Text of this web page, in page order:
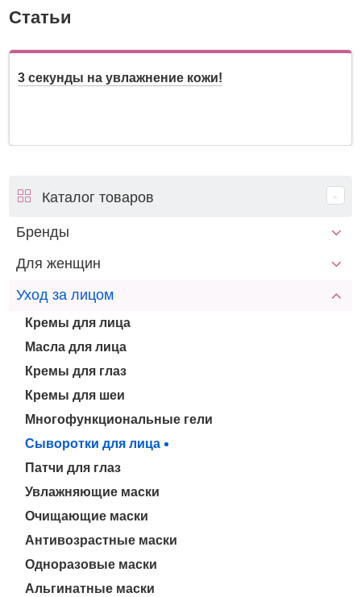
Статьи
3 секунды на увлажнение кожи!
Каталог товаров
Бренды
Для женщин
Уход за лицом
Кремы для лица
Масла для лица
Кремы для глаз
Кремы для шеи
Многофункциональные гели
Сыворотки для лица
Патчи для глаз
Увлажняющие маски
Очищающие маски
Антивозрастные маски
Одноразовые маски
Альгинатные маски